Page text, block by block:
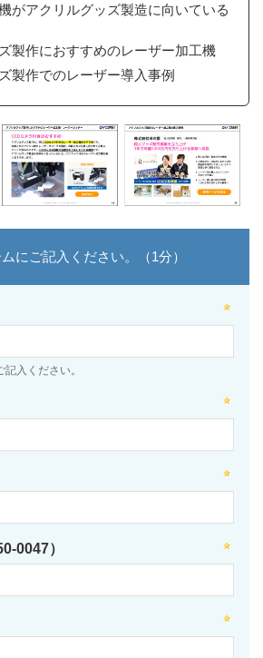
がアクリルグッズ製造に向いている
製作におすすめのレーザー加工機
製作でのレーザー導入事例
にご記入ください。（1分）
入ください。
0047）